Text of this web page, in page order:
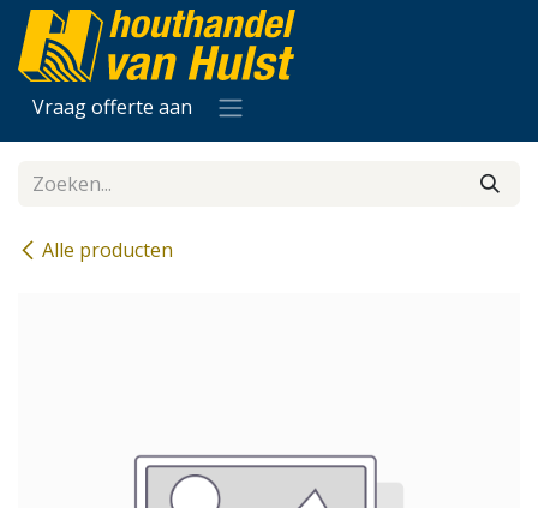
Overslaan naar inhoud
Vraag offerte aan
Alle producten